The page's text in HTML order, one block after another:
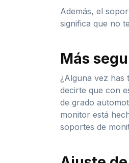
Además, el
significa que no
Más
¿Alguna vez has
decirte que con
de grado
monitor está
soportes de